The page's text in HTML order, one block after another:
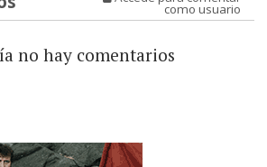
como usuario
no hay comentarios